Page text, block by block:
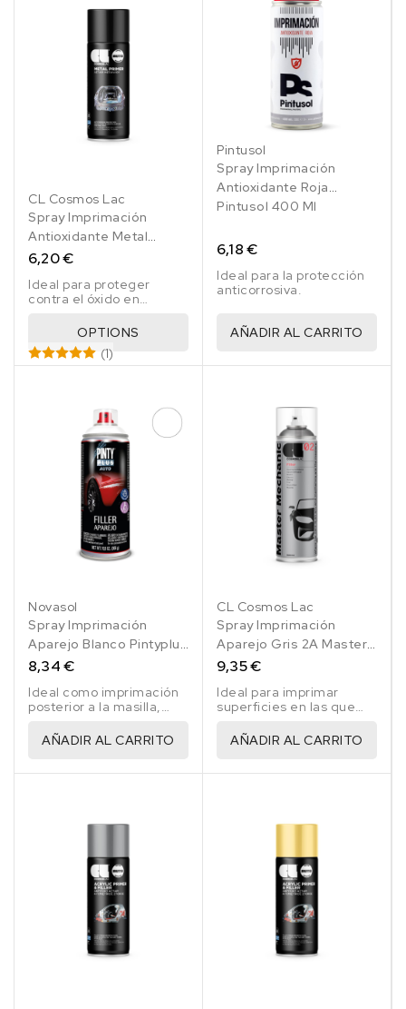
N344N346
N348
CL Cosmos Lac
Spray Imprimación
Antioxidante Metal
Primer 400 Ml
6,20 €
Ideal para proteger
contra el óxido en
OPTIONS
Pintusol
Spray Imprimación
Antioxidante Roja
Pintusol 400 Ml
6,18 €
Ideal para la protección
anticorrosiva.
AÑADIR AL CARRITO
Novasol
Spray Imprimación
Aparejo Blanco Pintyplus
400 Ml
(1)
8,34 €
Ideal como imprimación
posterior a la masilla,
lijado
AÑADIR AL CARRITO
CL Cosmos Lac
Spray Imprimación
Aparejo Gris 2A Master
Mechanic 500 Ml
9,35 €
Ideal para imprimar
superficies en las que
propiedades de relleno.
AÑADIR AL CARRITO